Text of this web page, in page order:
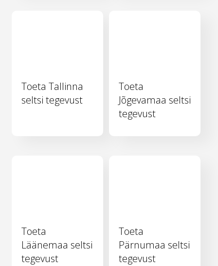
Toeta Tallinna
seltsi tegevust
Toeta
Jõgevamaa seltsi
tegevust
Toeta
Läänemaa seltsi
tegevust
Toeta
Pärnumaa seltsi
tegevust